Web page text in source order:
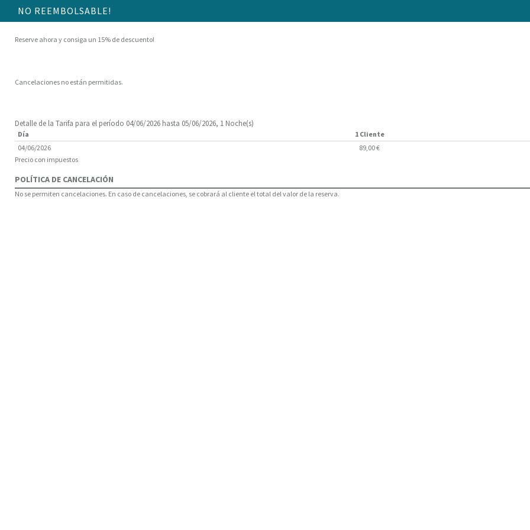
NO REEMBOLSABLE!
Reserve ahora y consiga un 15% de descuento!
Cancelaciones no están permitidas.
Detalle de la Tarifa para el período 04/06/2026 hasta 05/06/2026, 1 Noche(s)
Día 1 Cliente
04/06/2026
89,00 €
Precio con impuestos
POLÍTICA DE CANCELACIÓN
No se permiten cancelaciones. En caso de cancelaciones, se cobrará al cliente el total del valor de la reserva.